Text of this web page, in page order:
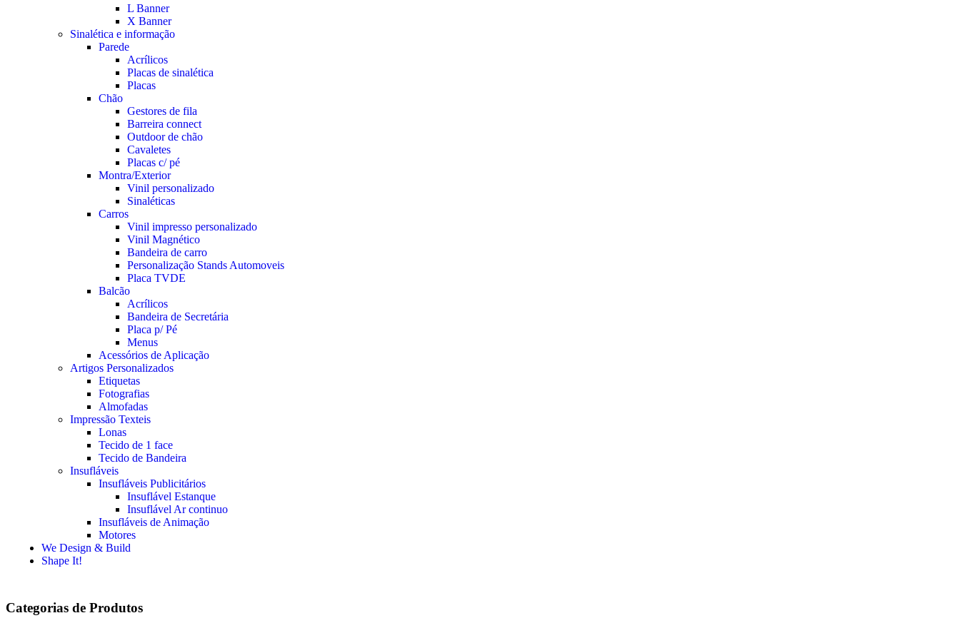
L Banner
X Banner
Sinalética e informação
Parede
Acrílicos
Placas de sinalética
Placas
Chão
Gestores de fila
Barreira connect
Outdoor de chão
Cavaletes
Placas c/ pé
Montra/Exterior
Vinil personalizado
Sinaléticas
Carros
Vinil impresso personalizado
Vinil Magnético
Bandeira de carro
Personalização Stands Automoveis
Placa TVDE
Balcão
Acrílicos
Bandeira de Secretária
Placa p/ Pé
Menus
Acessórios de Aplicação
Artigos Personalizados
Etiquetas
Fotografias
Almofadas
Impressão Texteis
Lonas
Tecido de 1 face
Tecido de Bandeira
Insufláveis
Insufláveis Publicitários
Insuflável Estanque
Insuflável Ar continuo
Insufláveis de Animação
Motores
We Design & Build
Shape It!
Categorias de Produtos